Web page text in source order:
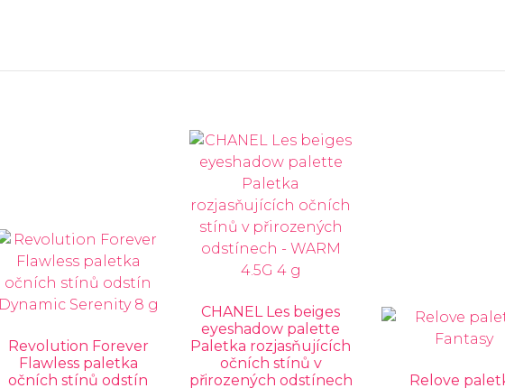
Revolution Forever
Flawless paletka
očních stínů odstín
CHANEL Les beiges
eyeshadow palette
Paletka rozjasňujících
očních stínů v
přirozených odstínech
Relove